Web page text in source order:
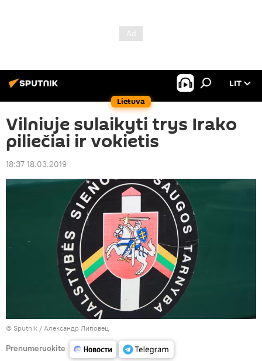
Lietuva
LIT
Vilniuje sulaikyti trys Irako
piliečiai ir vokietis
18:37 18.03.2019
© Sputnik / Александр Липовец
Prenumeruokite